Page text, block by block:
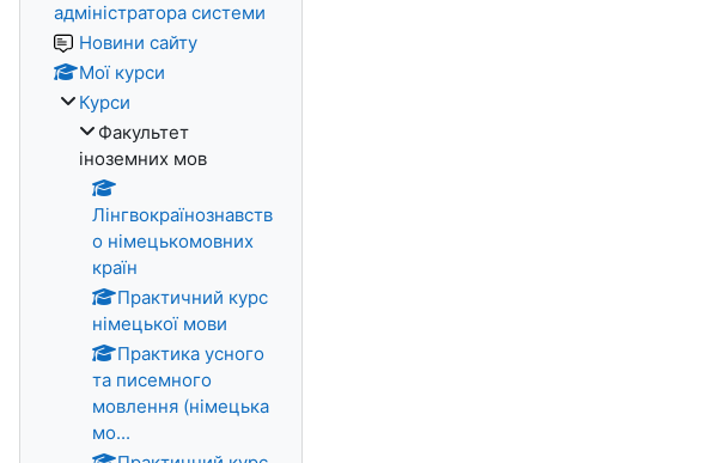
адміністратора системи
Новини сайту
Мої курси
Курси
Факультет
іноземних мов
Лінгвокраїнознавств
о німецькомовних
країн
Практичний курс
німецької мови
Практика усного
та писемного
мовлення (німецька
мо...